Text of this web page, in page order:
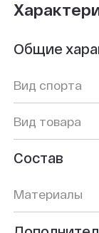
Общие
Вид спорта
Вид товара
Состав
Материалы